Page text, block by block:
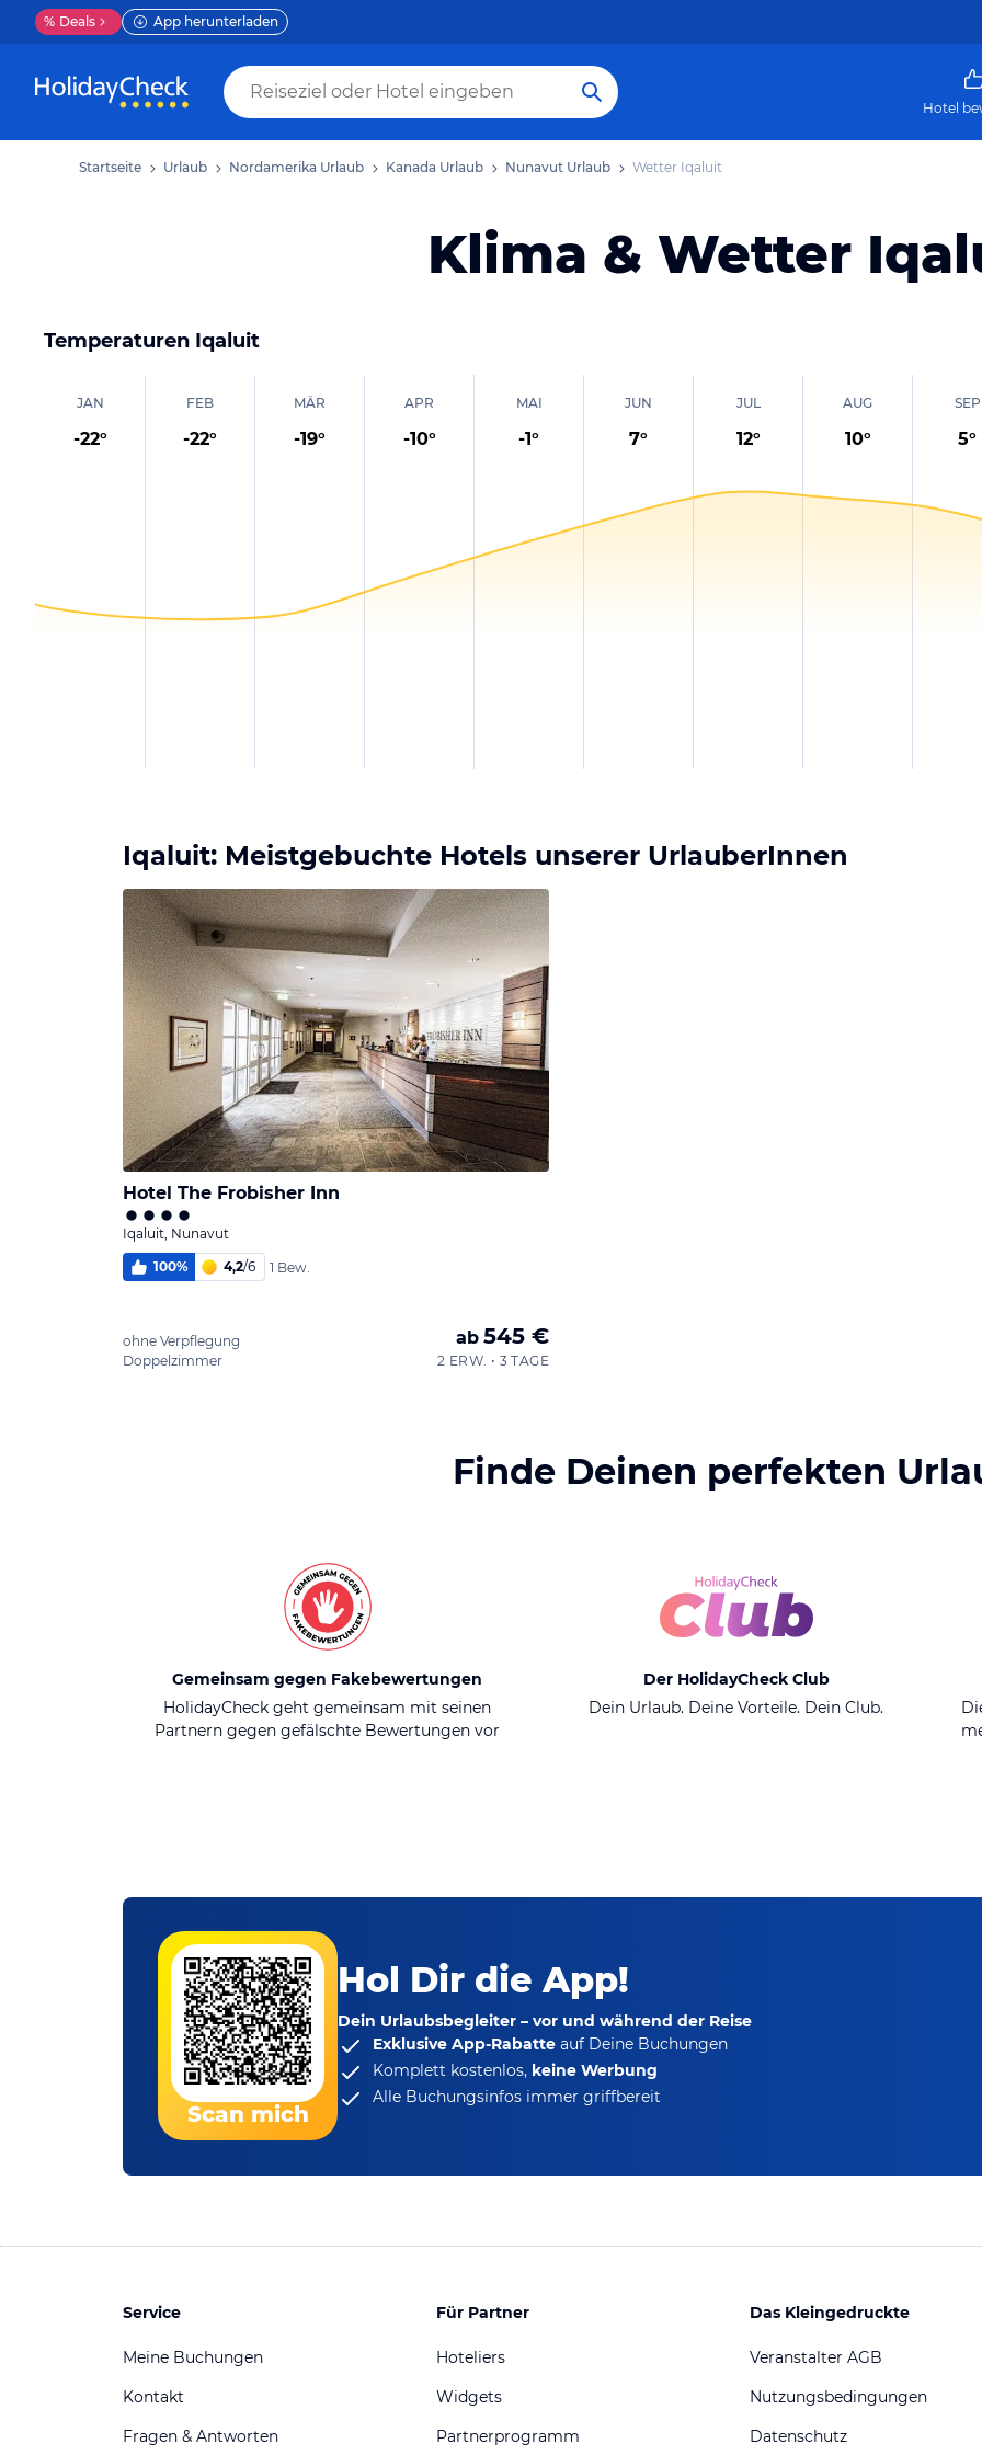
% Deals App herunterladen
Hotel
Startseite Urlaub Nordamerika Urlaub Kanada Urlaub Nunavut Urlaub Wetter Iqaluit
Klima & Wetter
Temperaturen Iqaluit
JAN
-22°
FEB
-22°
MÄR
-19°
APR
-10°
MAI
-1°
JUN
7°
JUL
12°
AUG
10°
SEP
5°
Iqaluit: Meistgebuchte Hotels unserer UrlauberInnen
Hotel The Frobisher Inn
Iqaluit, Nunavut
100% 4,2/6 1 Bew.
ohne Verpflegung
Doppelzimmer
ab 545 €
2 ERW. • 3 TAGE
Finde Deinen perfekten
Gemeinsam gegen Fakebewertungen
HolidayCheck geht gemeinsam mit seinen
Partnern gegen gefälschte Bewertungen vor
Der HolidayCheck Club
Dein Urlaub. Deine Vorteile. Dein Club.
Scan mich
Hol Dir die App!
Dein Urlaubsbegleiter – vor und während der Reise
Exklusive App-Rabatte auf Deine Buchungen
Komplett kostenlos, keine Werbung
Alle Buchungsinfos immer griffbereit
Service
Meine Buchungen
Kontakt
Fragen & Antworten
Für Partner
Hoteliers
Widgets
Partnerprogramm
Das Kleingedruckte
Veranstalter AGB
Nutzungsbedingungen
Datenschutz